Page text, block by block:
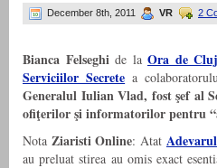
December 8th, 2011 VR 2
Bianca Felseghide la Ora de Cluj
Serviciilor Secrete a
Generalul Iulian Vlad, fost şef al
ofiţerilor şi informatorilor pentru
Nota Ziaristi Online: Atat Adevarul
au preluat stirea au omis exact